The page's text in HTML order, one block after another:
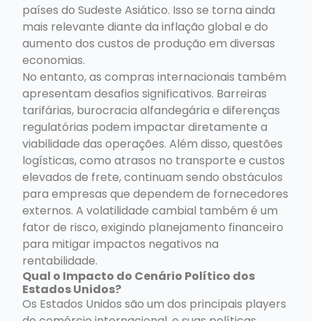
países do Sudeste Asiático. Isso se torna ainda
mais relevante diante da inflação global e do
aumento dos custos de produção em diversas
economias.
No entanto, as compras internacionais também
apresentam desafios significativos. Barreiras
tarifárias, burocracia alfandegária e diferenças
regulatórias podem impactar diretamente a
viabilidade das operações. Além disso, questões
logísticas, como atrasos no transporte e custos
elevados de frete, continuam sendo obstáculos
para empresas que dependem de fornecedores
externos. A volatilidade cambial também é um
fator de risco, exigindo planejamento financeiro
para mitigar impactos negativos na
rentabilidade.
Qual o Impacto do Cenário Político dos
Estados Unidos?
Os Estados Unidos são um dos principais players